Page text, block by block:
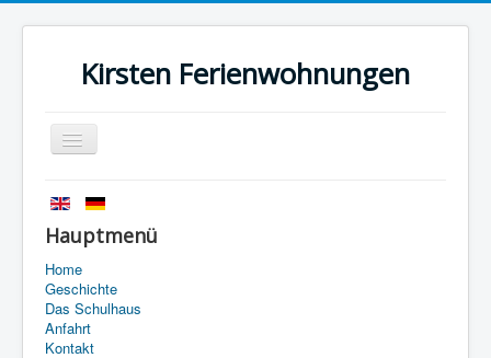
Kirsten Ferienwohnungen
Navigation
an/aus
Startseite
Geschichte
Das Schulhaus
Anfahrt
Kontakt
Hauptmenü
Home
Geschichte
Das Schulhaus
Anfahrt
Kontakt